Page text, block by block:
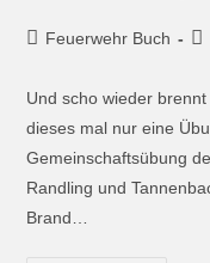
Feuerwehr Buch
Und scho wieder
dieses mal nur eine
Gemeinschaftsübung
Randling und
Brand…